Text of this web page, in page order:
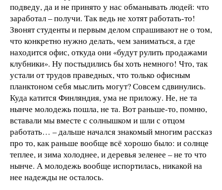
подведу, да и не принято у нас обманывать людей: что
заработал – получи. Так ведь не хотят работать-то!
Звонят студенты и первым делом спрашивают не о том,
что конкретно нужно делать, чем заниматься, а где
находится офис, откуда они «будут рулить продажами
клубники». Ну постыдились бы хоть немного! Что, так
устали от трудов праведных, что только офисным
планктоном себя мыслить могут? Совсем сдвинулись.
Куда катится Финляндия, ума не приложу. Не, не та
нынче молодежь пошла, не та. Вот раньше-то, помню,
вставали мы вместе с солнышком и шли с отцом
работать… – дальше начался знакомый многим рассказ
про то, как раньше вообще всё хорошо было: и солнце
теплее, и зима холоднее, и деревья зеленее – не то что
нынче. А молодежь вообще испортилась, никакой на
нее надежды не осталось.